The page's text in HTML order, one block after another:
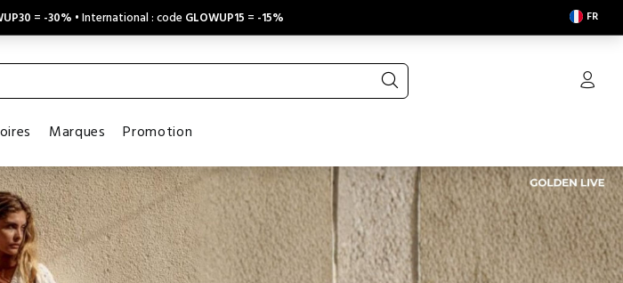
= -30% • International : code GLOWUP15 = -15% FR
Marques Promotion